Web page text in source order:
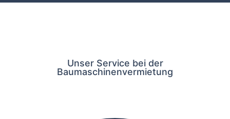
Unser Service bei der
Baumaschinenvermietung